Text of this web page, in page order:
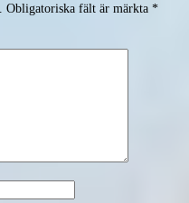
Obligatoriska fält är märkta *